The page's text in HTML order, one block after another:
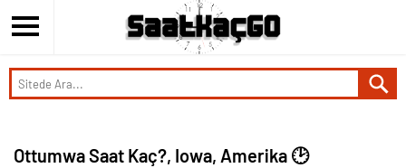
Ottumwa Saat Kaç?, Iowa, Amerika 🕑